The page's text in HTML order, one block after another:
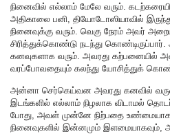
நினைவில் எல்லாம் மேலே வரும்.
அதிகாலை பனி, தியோடோஸியாவில்
நினைவுக்கு வரும். வெகு நேரம் அவர்
சிரித்துக்கொண்டு நடந்து
கனவுகளாக வரும். அவரது கற்பனையில்
வரப்போவதையும் கலந்து யோசித்துக்
அன்னா செர்கெய்வன அவரது கனவில்
இடங்களில் எல்லாம் நிழலாக விடாமல்
போது, அவள் முன்னே நிற்பதை
நினைவுகளில் இன்னமும் இளமையாகவும்,